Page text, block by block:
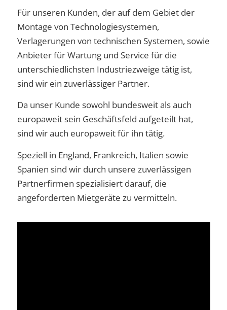
Für unseren Kunden, der auf dem Gebiet der
Montage von Technologiesystemen,
Verlagerungen von technischen Systemen, sowie
Anbieter für Wartung und Service für die
unterschiedlichsten Industriezweige tätig ist,
sind wir ein zuverlässiger Partner.
Da unser Kunde sowohl bundesweit als auch
europaweit sein Geschäftsfeld aufgeteilt hat,
sind wir auch europaweit für ihn tätig.
Speziell in England, Frankreich, Italien sowie
Spanien sind wir durch unsere zuverlässigen
Partnerfirmen spezialisiert darauf, die
angeforderten Mietgeräte zu vermitteln.